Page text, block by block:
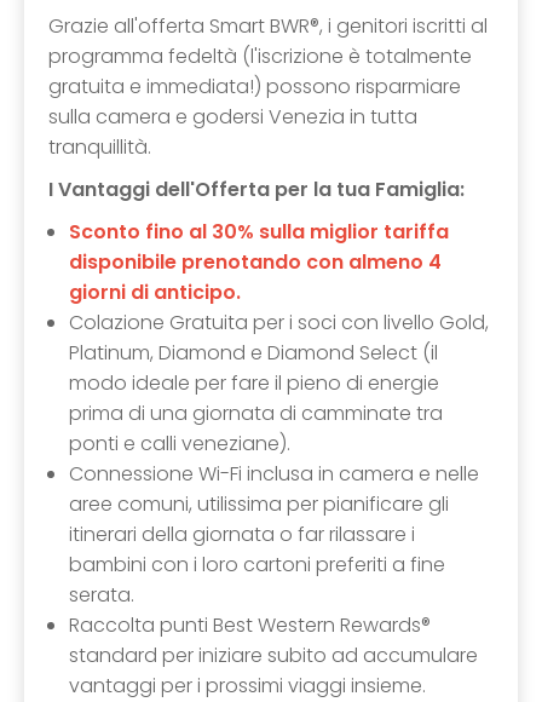
Grazie all'offerta Smart BWR®, i genitori iscritti al
programma fedeltà (l'iscrizione è totalmente
gratuita e immediata!) possono risparmiare
sulla camera e godersi Venezia in tutta
tranquillità.
I Vantaggi dell'Offerta per la tua Famiglia:
Sconto fino al 30% sulla miglior tariffa
disponibile prenotando con almeno 4
giorni di anticipo.
Colazione Gratuita per i soci con livello Gold,
Platinum, Diamond e Diamond Select (il
modo ideale per fare il pieno di energie
prima di una giornata di camminate tra
ponti e calli veneziane).
Connessione Wi-Fi inclusa in camera e nelle
aree comuni, utilissima per pianificare gli
itinerari della giornata o far rilassare i
bambini con i loro cartoni preferiti a fine
serata.
Raccolta punti Best Western Rewards®
standard per iniziare subito ad accumulare
vantaggi per i prossimi viaggi insieme.